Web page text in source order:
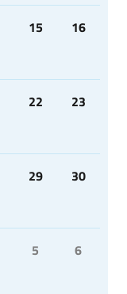
15 16
22 23
29 30
5 6